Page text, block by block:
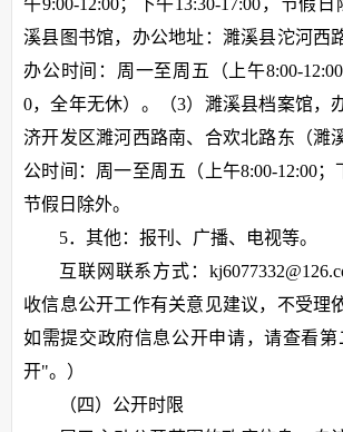
午9:00-12:00；下午13:30-17:00，节假
溪县图书馆，办公地址：濉溪县沱河西
办公时间：周一至周五（上午8:00-
0，全年无休）。（3）濉溪县档案馆，
济开发区濉河西路南、合欢北路东（濉
公时间：周一至周五（上午8:00-12:00；
节假日除外。
5．其他：报刊、广播、电视等。
互联网联系方式：
收信息公开工作有关意见建议，不受理
如需提交政府信息公开申请，请查看
开"。）
（四）公开时限